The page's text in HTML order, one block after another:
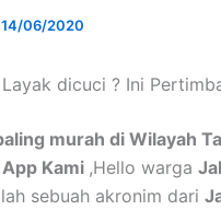
14/06/2020
dicuci ? Ini
murah di Wilayah
Kami ,Hello warga
sebuah akronim dari